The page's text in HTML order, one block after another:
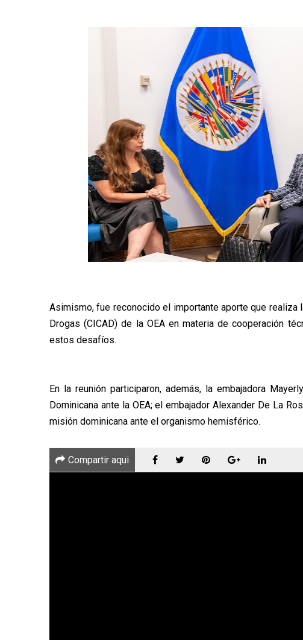
Asimismo, fue reconocido el importante aporte que
Drogas (CICAD) de la OEA en materia de cooperación
estos desafíos.
En la reunión participaron, además, la embajadora
Dominicana ante la OEA; el embajador Alexander De La
misión dominicana ante el organismo hemisférico.
Compartir aqui